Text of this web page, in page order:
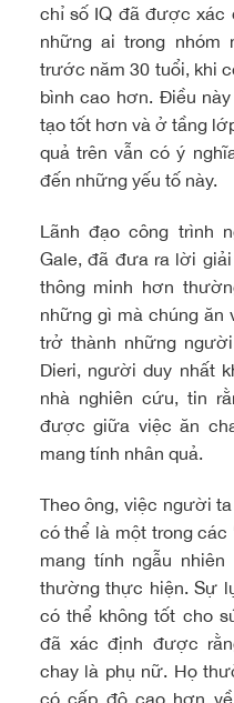
chỉ số IQ đã được xác
những ai trong nhóm
trước năm 30 tuổi, khi
bình cao hơn. Điều
tạo tốt hơn và ở tầng
quả trên vẫn có ý
đến những yếu tố này.
Lãnh đạo công trình
Gale, đã đưa ra lời
thông minh hơn
những gì mà chúng ăn
trở thành những
Dieri, người duy nhất
nhà nghiên cứu, tin
được giữa việc ăn
mang tính nhân quả.
Theo ông, việc người
có thể là một trong các
mang tính ngẫu
thường thực hiện. Sự
có thể không tốt cho
đã xác định được
chay là phụ nữ. Họ
có cấp độ cao hơn